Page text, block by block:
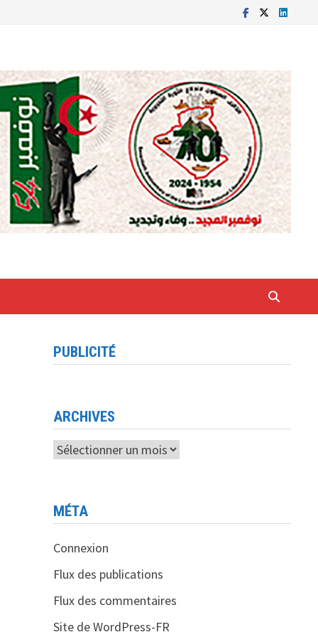
PUBLICITÉ
ARCHIVES
Archives
MÉTA
Connexion
Flux des publications
Flux des commentaires
Site de WordPress-FR